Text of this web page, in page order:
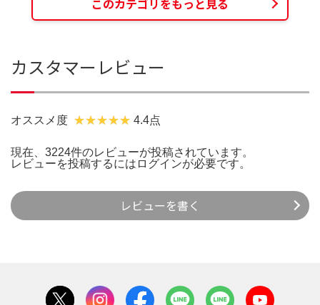
このカテゴリをもっと見る
カスタマーレビュー
オススメ度 4.4点
現在、3224件のレビューが投稿されています。
レビューを投稿するには ログインが必要です。
レビューを書く